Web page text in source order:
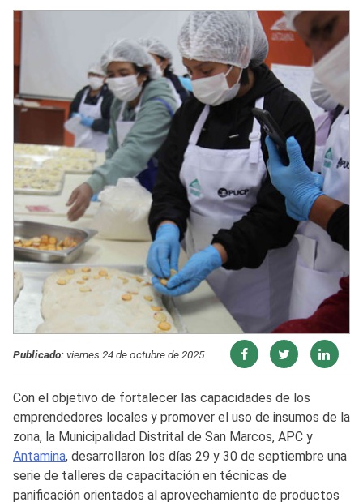
Publicado:viernes 24 de octubre de 2025
Con el objetivo de fortalecer las capacidades de los
emprendedores locales y promover el uso de insumos de la
zona, la Municipalidad Distrital de San Marcos, APC y
Antamina, desarrollaron los días 29 y 30 de septiembre una
serie de talleres de capacitación en técnicas de
panificación orientados al aprovechamiento de productos